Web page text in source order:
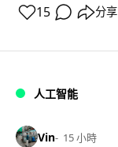
15 分享
人工智能
Vin 15 小時